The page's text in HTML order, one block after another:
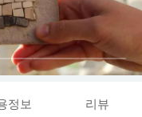
정보 리뷰